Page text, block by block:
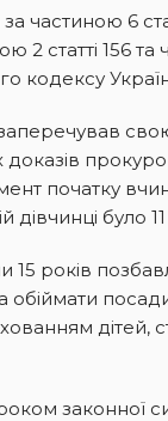
частиною 6
2 статті 156 та
кодексу
заперечував
доказів
початку
дівчинці було 11
років
дітей,
законної